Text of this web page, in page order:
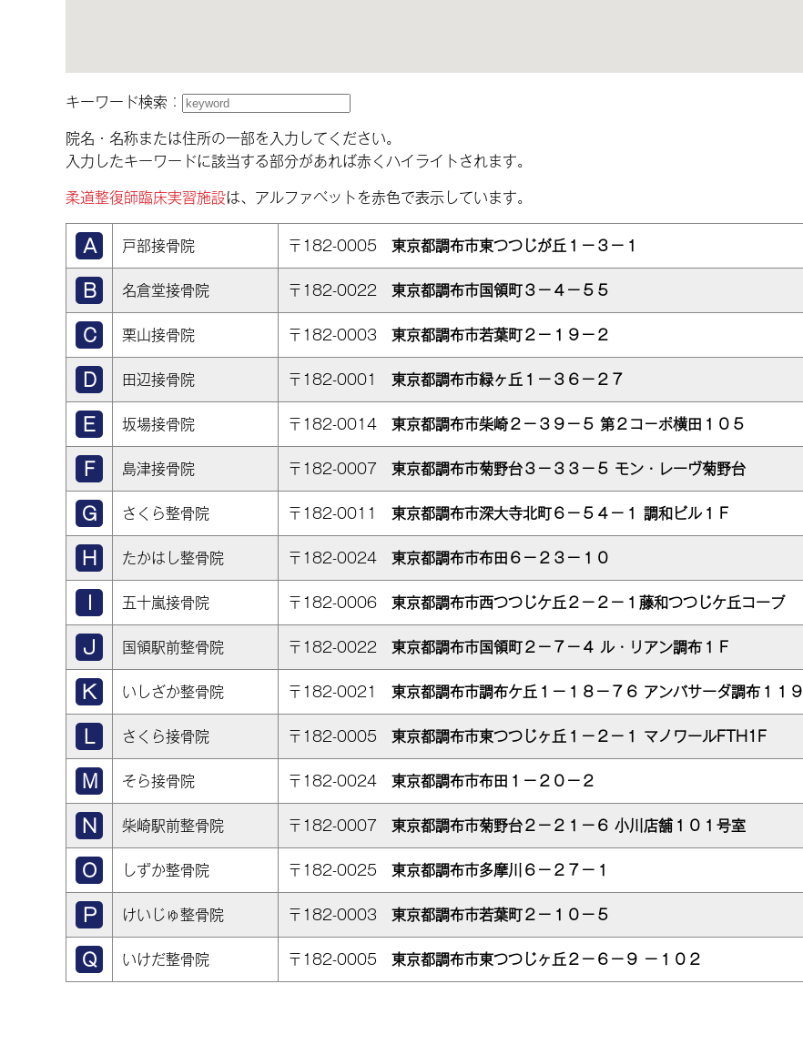
キーワード検索：
院名・名称または住所の一部を入力してください。
入力したキーワードに該当する部分があれば赤くハイライトされます。
柔道整復師臨床実習施設は、アルファベットを赤色で表示しています。
戸部接骨院 〒182-0005 東京都調布市東つつじが丘１－３－１
名倉堂接骨院 〒182-0022 東京都調布市国領町３－４－５５
栗山接骨院 〒182-0003 東京都調布市若葉町２－１９－２
田辺接骨院 〒182-0001 東京都調布市緑ヶ丘１－３６－２７
坂場接骨院 〒182-0014 東京都調布市柴崎２－３９－５ 第２コ－ポ横田１０５
島津接骨院 〒182-0007 東京都調布市菊野台３－３３－５ モン・レーヴ菊野台
さくら整骨院 〒182-0011 東京都調布市深大寺北町６－５４－１ 調和ビル１Ｆ
たかはし整骨院 〒182-0024 東京都調布市布田６－２３－１０
五十嵐接骨院 〒182-0006 東京都調布市西つつじケ丘２－２－１藤和つつじケ丘コープ
国領駅前整骨院 〒182-0022 東京都調布市国領町２－７－４ ル・リアン調布１Ｆ
いしざか整骨院 〒182-0021 東京都調布市調布ケ丘１－１８－７６ アンバサーダ調布１１９
さくら接骨院 〒182-0005 東京都調布市東つつじヶ丘１－２－１ マノワールFTH1F
そら接骨院 〒182-0024 東京都調布市布田１－２０－２
柴崎駅前整骨院 〒182-0007 東京都調布市菊野台２－２１－６ 小川店舗１０１号室
しずか整骨院 〒182-0025 東京都調布市多摩川６－２７－１
けいじゅ整骨院 〒182-0003 東京都調布市若葉町２－１０－５
いけだ整骨院 〒182-0005 東京都調布市東つつじヶ丘２－６－９ －１０２